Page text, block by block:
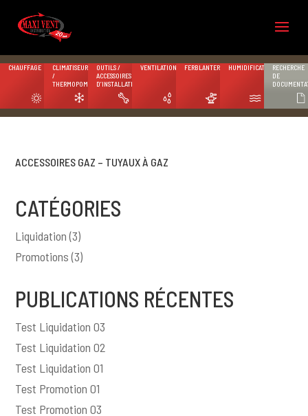
CHAUFFAGE
CLIMATISEURS
/
THERMOPOMPES
OUTILS /
ACCESSOIRES
D’INSTALLATION
VENTILATION FERBLANTERIE HUMIDIFICATIONRECHERCHE
DE
ACCESSOIRES GAZ – TUYAUX À GAZ
CATÉGORIES
Liquidation(3)
Promotions(3)
PUBLICATIONS RÉCENTES
Test Liquidation 03
Test Liquidation 02
Test Liquidation 01
Test Promotion 01
Test Promotion 03